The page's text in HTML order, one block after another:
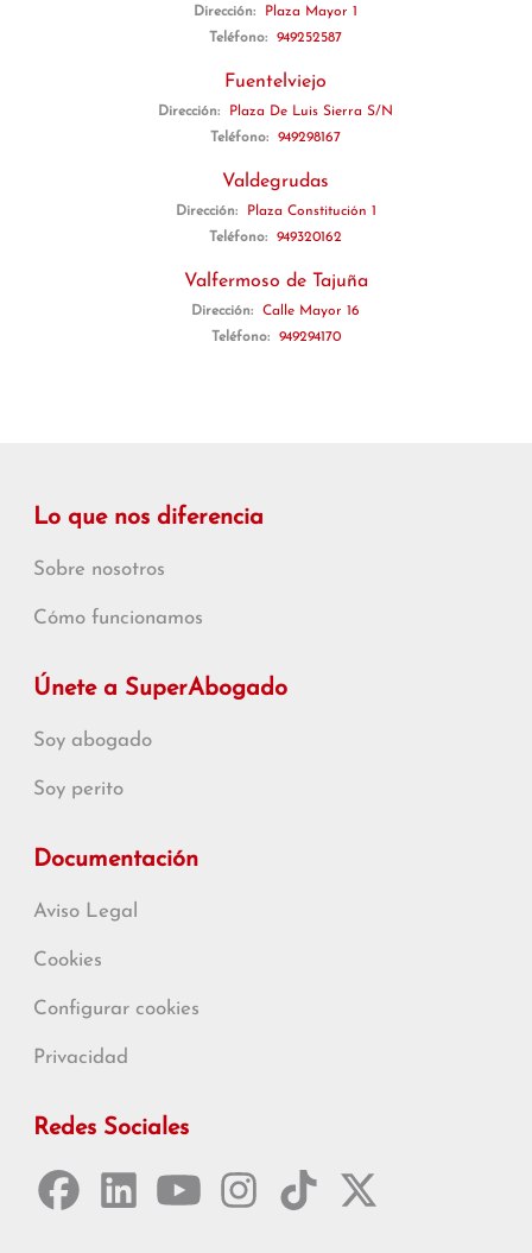
Dirección:
Plaza Mayor 1
Teléfono:
949252587
Fuentelviejo
Dirección:
Plaza De Luis Sierra S/N
Teléfono:
949298167
Valdegrudas
Dirección:
Plaza Constitución 1
Teléfono:
949320162
Valfermoso de Tajuña
Dirección:
Calle Mayor 16
Teléfono:
949294170
Lo que nos diferencia
Sobre nosotros
Cómo funcionamos
Únete a SuperAbogado
Soy abogado
Soy perito
Documentación
Aviso Legal
Cookies
Configurar cookies
Privacidad
Redes Sociales